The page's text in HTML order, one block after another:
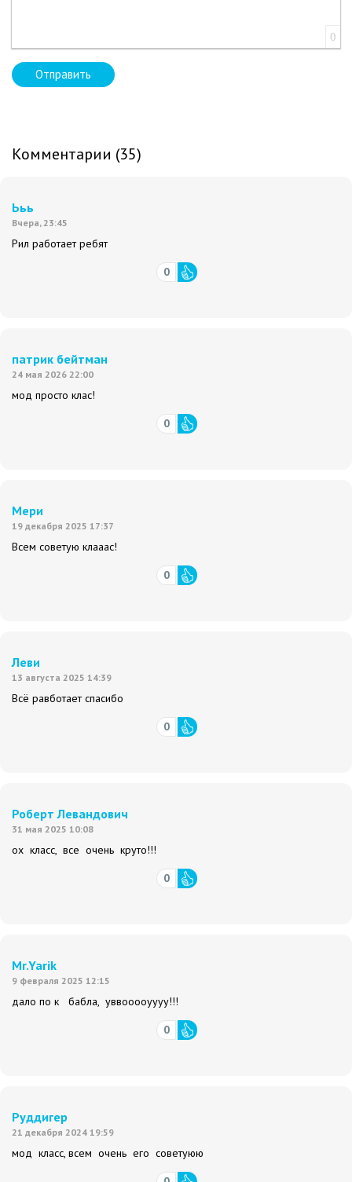
0
Отправить
Комментарии (35)
Ььь
Вчера, 23:45
Рил работает ребят
0
патрик бейтман
24 мая 2026 22:00
мод просто клас!
0
Мери
19 декабря 2025 17:37
Всем советую клааас!
0
Леви
13 августа 2025 14:39
Всё равботает спасибо
0
Роберт Левандович
31 мая 2025 10:08
ох класс, все очень круто!!!
0
Mr.Yarik
9 февраля 2025 12:15
дало по к бабла, уввооооуууу!!!
0
Руддигер
21 декабря 2024 19:59
мод класс, всем очень его советуюю